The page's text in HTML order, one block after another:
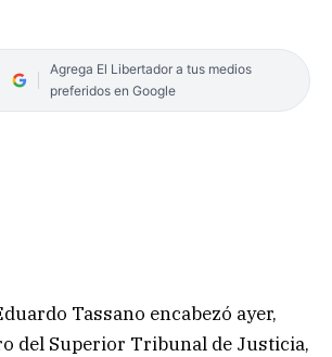
Agrega El Libertador a tus medios
preferidos en Google
Tassano encabezó ayer,
del Superior Tribunal de Justicia,